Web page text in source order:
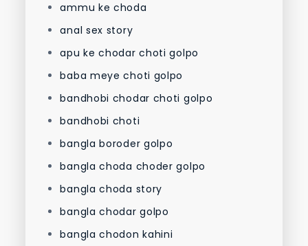
ammu ke choda
anal sex story
apu ke chodar choti golpo
baba meye choti golpo
bandhobi chodar choti golpo
bandhobi choti
bangla boroder golpo
bangla choda choder golpo
bangla choda story
bangla chodar golpo
bangla chodon kahini